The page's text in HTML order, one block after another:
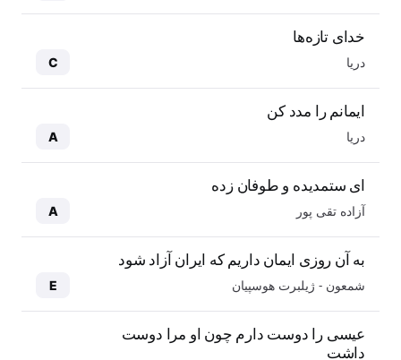
خدای تازه‌ها
دریا C
ایمانم را مدد کن
دریا A
ای ستمدیده و طوفان زده
آزاده تقی پور A
به آن روزی ایمان داریم که ایران آزاد شود
شمعون - ژیلبرت هوسپیان E
عیسی را دوست دارم چون او مرا دوست
داشت